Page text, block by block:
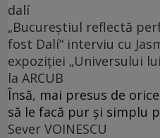
dalí
„Bucureștiul reflectă
fost Dalí“ interviu cu
expoziției „Universului
la ARCUB
Însă, mai presus de
să le facă pur și simplu
Sever VOINESCU